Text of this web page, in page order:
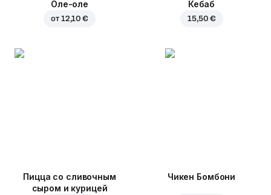
Оле-оле
от 12,10 €
Кебаб
15,50 €
Пицца со сливочным
сыром и курицей
Чикен Бомбони